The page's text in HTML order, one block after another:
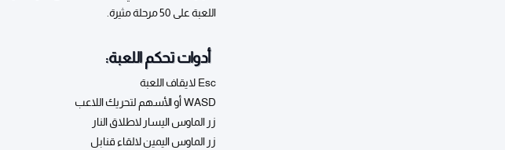
اللعبة على 50 مرحلة مثيرة.
أدوات تحكم اللعبة:
Esc لايقاف اللعبة
WASD أو الأسهم لتحريك اللاعب
زر الماوس اليسار لاطلاق النار
زر الماوس اليمين لالقاء قنابل